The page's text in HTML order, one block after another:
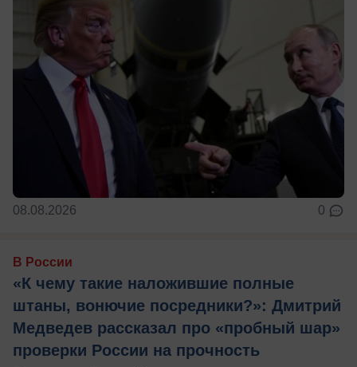
08.08.2026 0
В России
«К чему такие наложившие полные
штаны, вонючие посредники?»: Дмитрий
Медведев рассказал про «пробный шар»
проверки России на прочность